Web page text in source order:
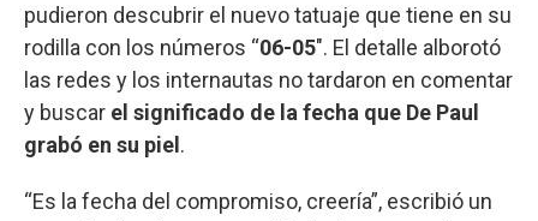
pudieron descubrir el nuevo tatuaje que tiene en su
rodilla con los números “06-05″. El detalle alborotó
las redes y los internautas no tardaron en comentar
y buscar el significado de la fecha que De Paul
grabó en su piel .
“Es la fecha del compromiso, creería”, escribió un